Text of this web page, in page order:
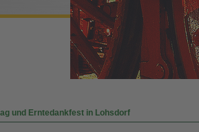
und Erntedankfest in Lohsdorf